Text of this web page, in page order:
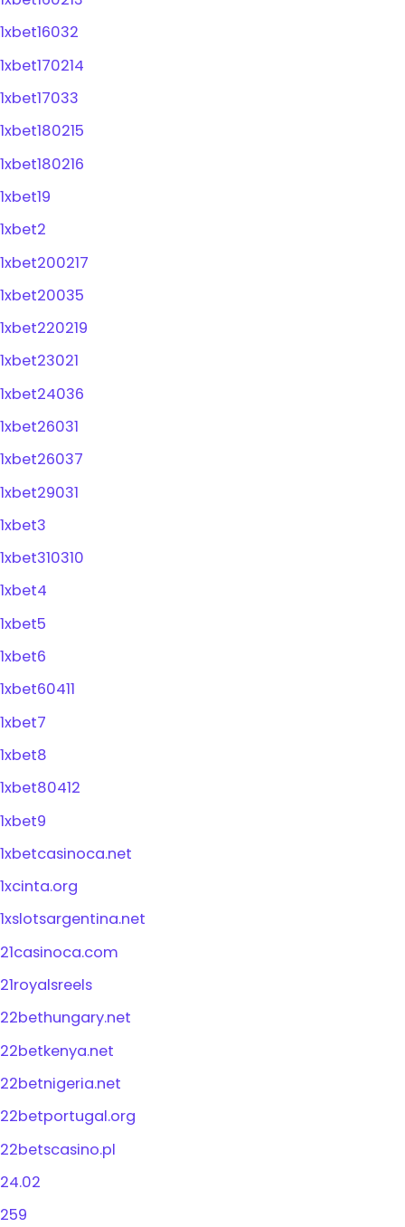
1xbet16032
1xbet170214
1xbet17033
1xbet180215
1xbet180216
1xbet19
1xbet2
1xbet200217
1xbet20035
1xbet220219
1xbet23021
1xbet24036
1xbet26031
1xbet26037
1xbet29031
1xbet3
1xbet310310
1xbet4
1xbet5
1xbet6
1xbet60411
1xbet7
1xbet8
1xbet80412
1xbet9
1xbetcasinoca.net
1xcinta.org
1xslotsargentina.net
21casinoca.com
21royalsreels
22bethungary.net
22betkenya.net
22betnigeria.net
22betportugal.org
22betscasino.pl
24.02
259